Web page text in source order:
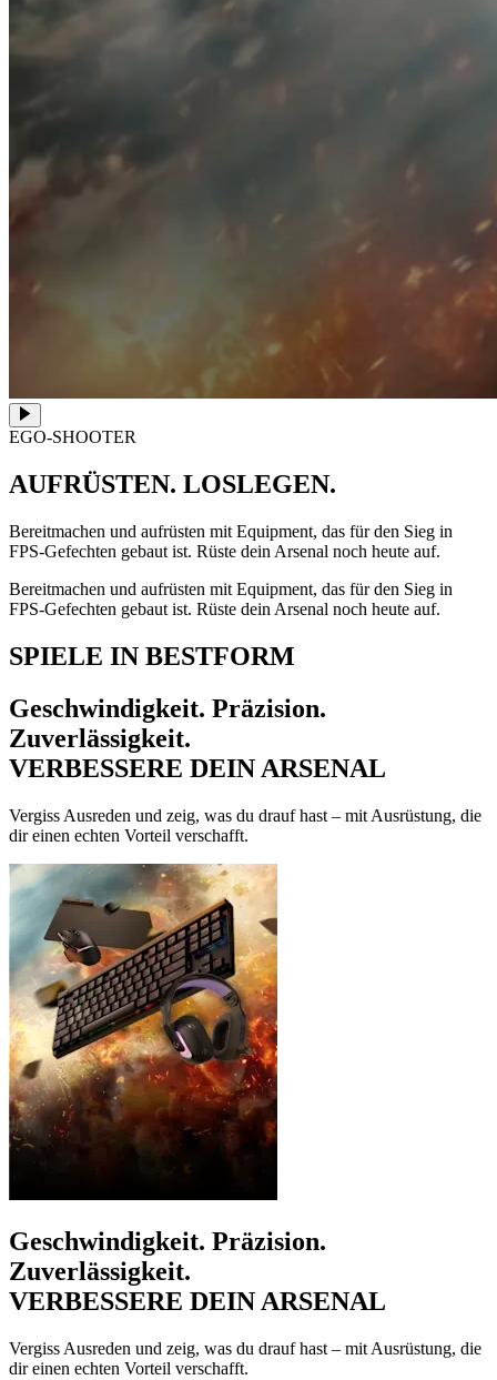
EGO-SHOOTER
AUFRÜSTEN. LOSLEGEN.
Bereitmachen und aufrüsten mit Equipment, das für den Sieg in
FPS-Gefechten gebaut ist. Rüste dein Arsenal noch heute auf.
Bereitmachen und aufrüsten mit Equipment, das für den Sieg in
FPS-Gefechten gebaut ist. Rüste dein Arsenal noch heute auf.
SPIELE IN BESTFORM
Geschwindigkeit. Präzision.
Zuverlässigkeit.
VERBESSERE DEIN ARSENAL
Vergiss Ausreden und zeig, was du drauf hast – mit Ausrüstung, die
dir einen echten Vorteil verschafft.
Geschwindigkeit. Präzision.
Zuverlässigkeit.
VERBESSERE DEIN ARSENAL
Vergiss Ausreden und zeig, was du drauf hast – mit Ausrüstung, die
dir einen echten Vorteil verschafft.